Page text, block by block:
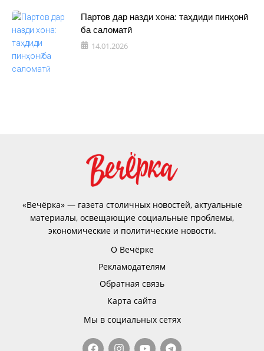
Партов дар назди хона: таҳдиди пинҳонӣ
ба саломатӣ
14.01.2026
«Вечёрка» — газета столичных новостей, актуальные
материалы, освещающие социальные проблемы,
экономические и политические новости.
О Вечёрке
Рекламодателям
Обратная связь
Карта сайта
Мы в социальных сетях